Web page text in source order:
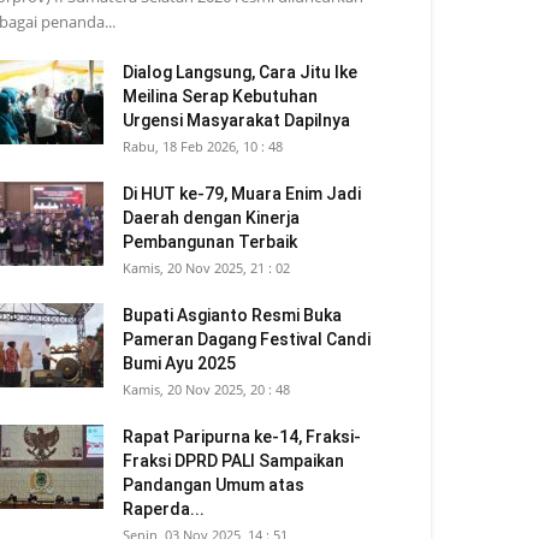
penanda...
Dialog Langsung, Cara Jitu Ike
Meilina Serap Kebutuhan
Urgensi Masyarakat Dapilnya
Rabu, 18 Feb 2026, 10 : 48
Di HUT ke-79, Muara Enim Jadi
Daerah dengan Kinerja
Pembangunan Terbaik
Kamis, 20 Nov 2025, 21 : 02
Bupati Asgianto Resmi Buka
Pameran Dagang Festival Candi
Bumi Ayu 2025
Kamis, 20 Nov 2025, 20 : 48
Rapat Paripurna ke-14, Fraksi-
Fraksi DPRD PALI Sampaikan
Pandangan Umum atas
Raperda...
Senin, 03 Nov 2025, 14 : 51